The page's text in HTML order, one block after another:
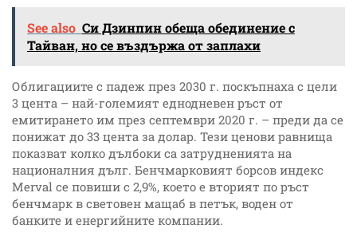
See also Си Дзинпин обеща обединение с
Тайван, но се въздържа от заплахи
Облигациите с падеж през 2030 г. поскъпнаха с цели
3 цента – най-големият еднодневен ръст от
емитирането им през септември 2020 г. – преди да се
понижат до 33 цента за долар. Тези ценови равнища
показват колко дълбоки са затрудненията на
националния дълг. Бенчмарковият борсов индекс
Merval се повиши с 2,9%, което е вторият по ръст
бенчмарк в световен мащаб в петък, воден от
банките и енергийните компании.